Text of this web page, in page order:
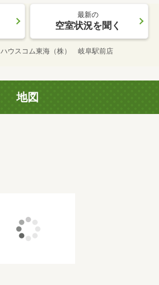
最新の
空室状況を聞く
ハウスコム東海（株） 岐阜駅前店
地図